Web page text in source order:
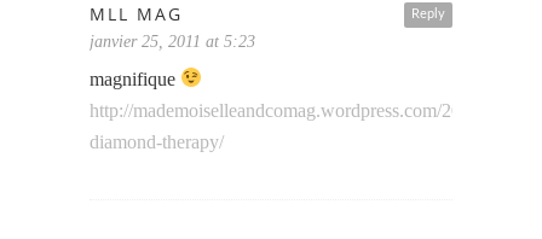
Reply
MLL MAG
janvier 25, 2011 at 5:23
magnifique
http://mademoiselleandcomag.wordpress.com/2011/01/25/
diamond-therapy/